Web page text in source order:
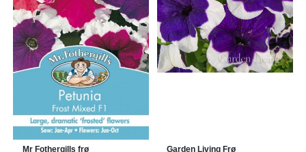
Mr Fothergills frø Garden Living Frø